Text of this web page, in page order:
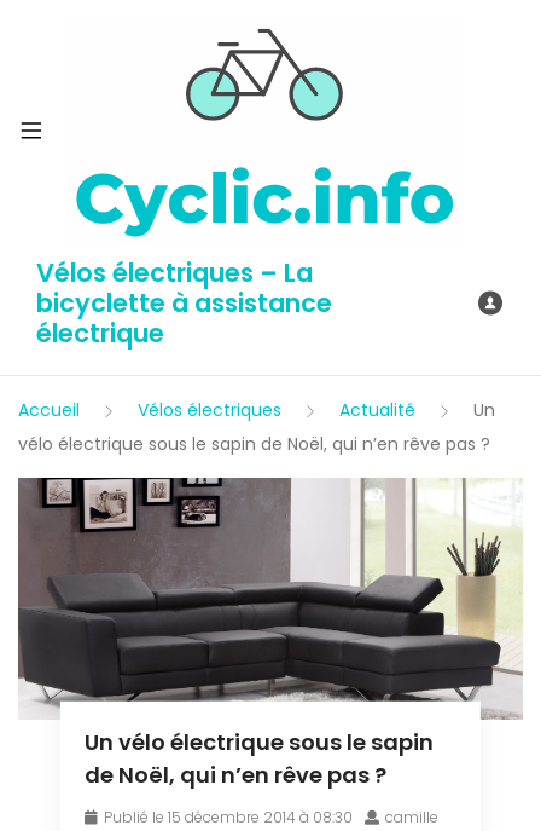
Vélos électriques – La
bicyclette à assistance
électrique
Accueil Vélos électriques Actualité
Un
vélo électrique sous le sapin de Noël, qui n’en rêve pas ?
Un vélo électrique sous le sapin
de Noël, qui n’en rêve pas ?
Publié le 15 décembre 2014 à 08:30 camille